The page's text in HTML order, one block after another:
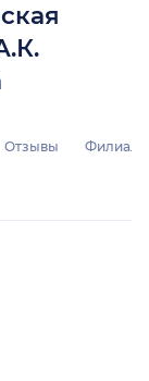
Отзывы Филиалы